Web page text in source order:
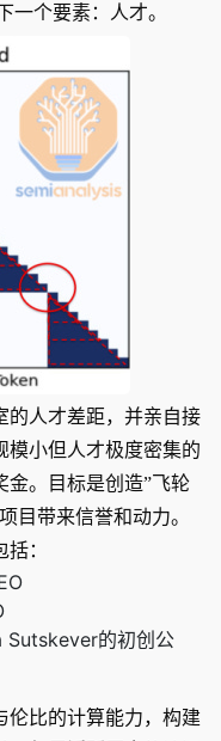
一个要素：人才。
的人才差距，并亲自接
模小但人才极度密集的
金。目标是创造”飞轮
目带来信誉和动力。
：
Sutskever的初创公
伦比的计算能力，构建